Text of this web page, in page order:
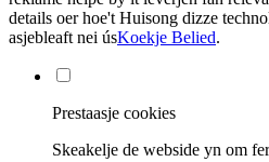
details oer hoe't Huisong dizze
asjebleaft nei úsKoekje Belied.
Prestaasje cookies
Skeakelje de webside yn om